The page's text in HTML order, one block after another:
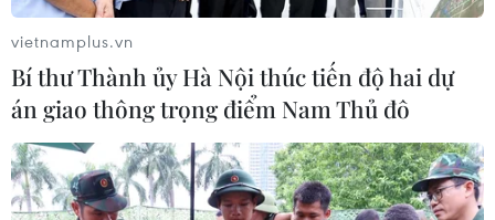
Phó Tổng Biên tập: NGUYỄN THỊ TÁM, KHÚC THANH
THỦY
Sở hữu trí tuệ
Quy định sử dụng
RSS
Hỗ trợ
Ngôn ngữ
TTXVN
vietnamplus.vn
Bí thư Thành ủy Hà Nội thúc tiến độ hai dự
án giao thông trọng điểm Nam Thủ đô